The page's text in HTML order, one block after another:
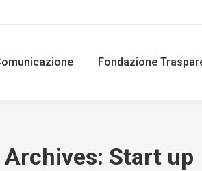
Fondazione
Start up